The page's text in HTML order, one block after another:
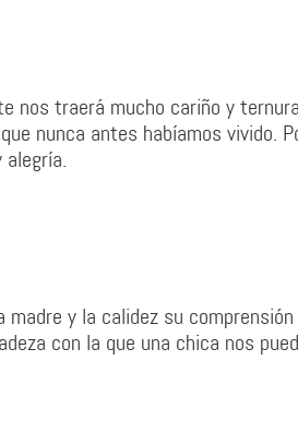
nos traerá mucho cariño y
nunca antes habíamos vivido.
y la calidez su
con la que una chica nos